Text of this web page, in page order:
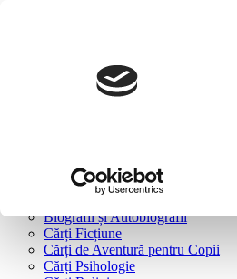
Cărți după tipologie
Cărți Dezvoltare Personală
Cărți Familie & Cuplu
Biografii și Autobiografii
Cărți Ficțiune
Cărți de Aventură pentru Copii
Cărți Psihologie